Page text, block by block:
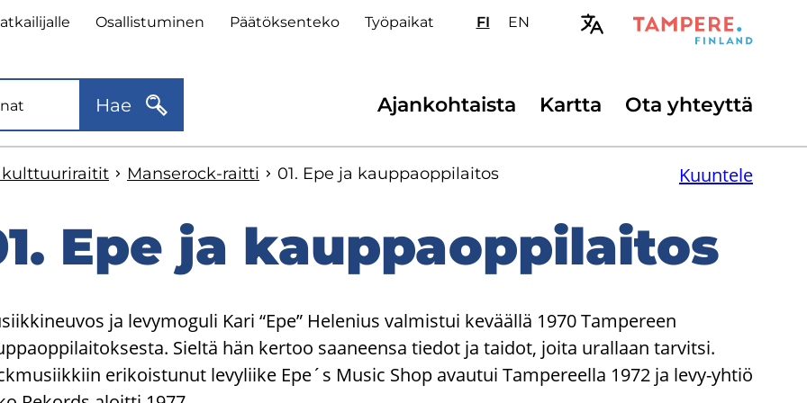
Osal­lis­tu­mi­nen Pää­tök­sen­te­ko Työ­pai­kat FIValitse
ENSelect
Hae
Toissijainen
Ajan­koh­tais­ta Kart­ta Ota yh­teyt­tä
kult­tuu­ri­rai­tit Manserock-​raitti 01. Epe ja kaup­paop­pi­lai­tos
Kuuntele
Epe ja kaup­paop­pi­lai­tos
ja levymoguli Kari “Epe” Helenius valmistui keväällä 1970 Tampereen
Sieltä hän kertoo saaneensa tiedot ja taidot, joita urallaan tarvitsi.
erikoistunut levyliike Epe´s Music Shop avautui Tampereella 1972 ja levy-yhtiö